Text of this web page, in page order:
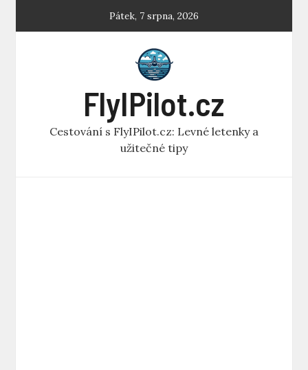
Pátek, 7 srpna, 2026
FlyIPilot.cz
Cestování s FlyIPilot.cz: Levné letenky a
užitečné tipy